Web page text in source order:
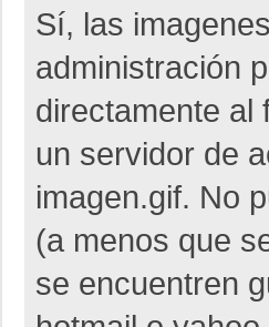
Sí, las
administración
directamente al
un servidor de
imagen.gif. No
(a menos que
se encuentren